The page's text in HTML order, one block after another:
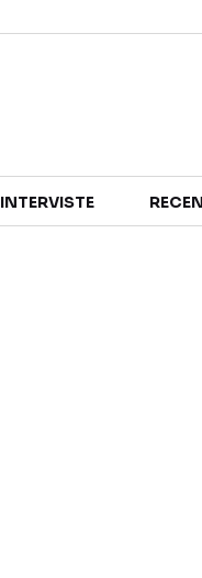
INTERVISTE